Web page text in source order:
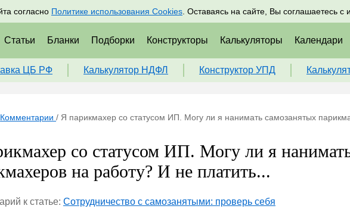
согласно Политике использования Cookies . Оставаясь на сайте, Вы соглашаетесь с
Подписаться Присоединяйтесь к
Статьи Бланки Подборки Конструкторы Калькуляторы Календари
ЦБ РФ Калькулятор НДФЛ Конструктор УПД
Комментарии / Я парикмахер со статусом ИП. Могу ли я нанимать самозанятых
со статусом ИП. Могу ли я
на работу? И не платить...
к статье: Сотрудничество с самозанятыми: проверь себя